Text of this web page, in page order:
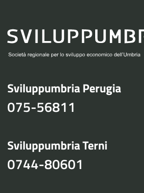
Sviluppumbria Perugia
075-56811
Sviluppumbria Terni
0744-80601